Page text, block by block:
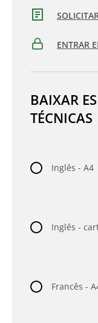
ENTRAR
BAIXAR
TÉCNICAS
Inglês - A4
Inglês -
Francês -